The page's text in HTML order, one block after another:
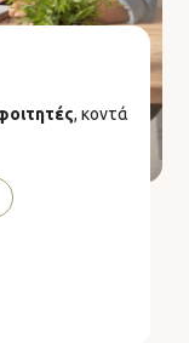
, κοντά